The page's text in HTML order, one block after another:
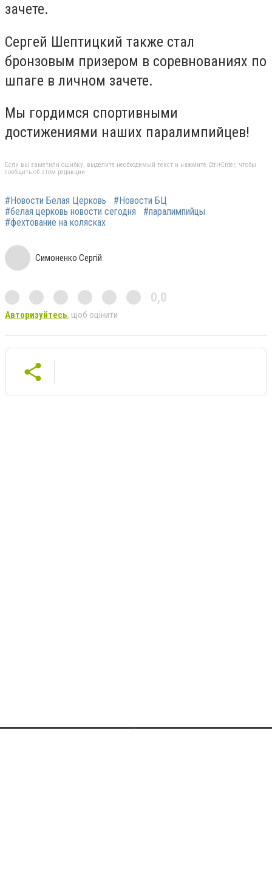
зачете.
Сергей Шептицкий также стал
бронзовым призером в соревнованиях по
шпаге в личном зачете.
Мы гордимся спортивными
достижениями наших паралимпийцев!
Если вы заметили ошибку, выделите необходимый текст и нажмите Ctrl+Enter, чтобы
сообщить об этом редакции
#Новости Белая Церковь
#Новости БЦ
#белая церковь новости сегодня
#паралимпийцы
#фехтование на колясках
Симоненко Сергій
0,0
Авторизуйтесь, щоб оцінити